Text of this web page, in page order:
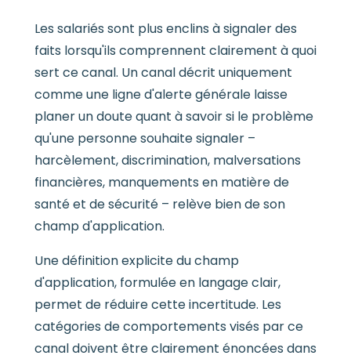
Les salariés sont plus enclins à signaler des
faits lorsqu'ils comprennent clairement à quoi
sert ce canal. Un canal décrit uniquement
comme une ligne d'alerte générale laisse
planer un doute quant à savoir si le problème
qu'une personne souhaite signaler –
harcèlement, discrimination, malversations
financières, manquements en matière de
santé et de sécurité – relève bien de son
champ d'application.
Une définition explicite du champ
d'application, formulée en langage clair,
permet de réduire cette incertitude. Les
catégories de comportements visés par ce
canal doivent être clairement énoncées dans